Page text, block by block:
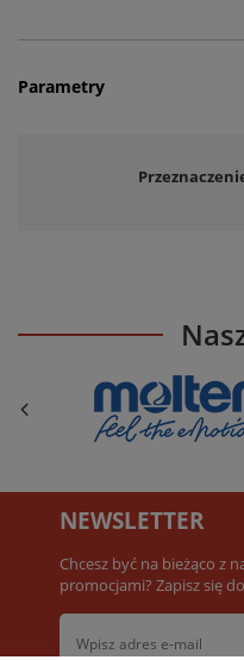
Parametry
NEWSLETTER
Chcesz być na bieżąco z
promocjami? Zapisz się